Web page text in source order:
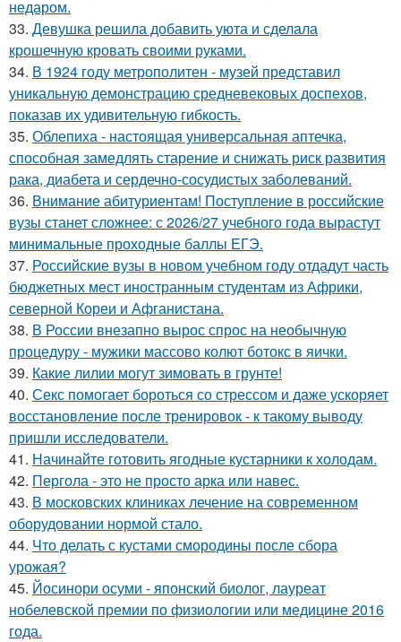
недаром.
33. Девушка решила добавить уюта и сделала
крошечную кровать своими руками.
34. В 1924 году метрополитен - музей представил
уникальную демонстрацию средневековых доспехов,
показав их удивительную гибкость.
35. Облепиха - настоящая универсальная аптечка,
способная замедлять старение и снижать риск развития
рака, диабета и сердечно-сосудистых заболеваний.
36. Внимание абитуриентам! Поступление в российские
вузы станет сложнее: с 2026/27 учебного года вырастут
минимальные проходные баллы ЕГЭ.
37. Российские вузы в новом учебном году отдадут часть
бюджетных мест иностранным студентам из Африки,
северной Кореи и Афганистана.
38. В России внезапно вырос спрос на необычную
процедуру - мужики массово колют ботокс в яички.
39. Какие лилии могут зимовать в грунте!
40. Секс помогает бороться со стрессом и даже ускоряет
восстановление после тренировок - к такому выводу
пришли исследователи.
41. Начинайте готовить ягодные кустарники к холодам.
42. Пергола - это не просто арка или навес.
43. В московских клиниках лечение на современном
оборудовании нормой стало.
44. Что делать с кустами смородины после сбора
урожая?
45. Йосинори осуми - японский биолог, лауреат
нобелевской премии по физиологии или медицине 2016
года.